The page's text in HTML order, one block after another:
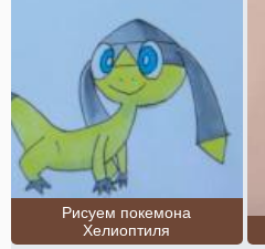
Рисуем покемона
Хелиоптиля